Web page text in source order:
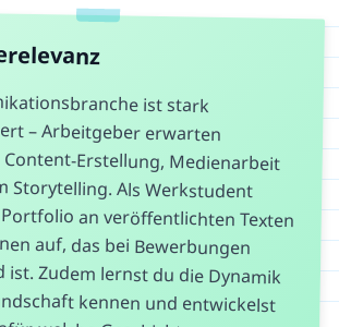
ist stark
– Arbeitgeber erwarten
Erstellung, Medienarbeit
Als Werkstudent
an veröffentlichten Texten
auf, das bei Bewerbungen
Zudem lernst du die Dynamik
kennen und entwickelst
welche Geschichten